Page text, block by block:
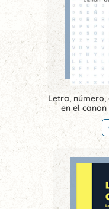
Letra,
en el